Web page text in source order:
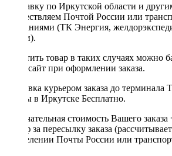
Отправку по Иркутской области и
осуществляем Почтой России или
компаниями (ТК Энергия,
линии).
Оплатить товар в таких случаях можно
через сайт при оформлении заказа.
Доставка курьером заказа до
Почты в Иркутске Бесплатно.
Окончательная стоимость Вашего
Тариф за пересылку заказа
в отделении Почты России или